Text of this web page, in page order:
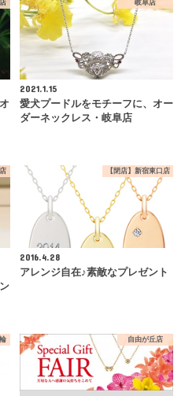
岐阜店
2021.1.15
愛犬プードルをモチーフに、オー
ダーネックレス・岐阜店
【閉店】新宿東口店
2016.4.28
アレンジ自在♪素敵なプレゼント
自由が丘店